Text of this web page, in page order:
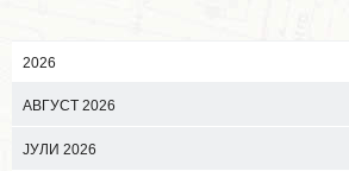
2026
АВГУСТ 2026
ЈУЛИ 2026